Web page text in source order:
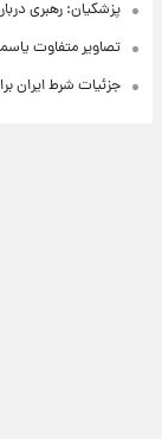
پزشکیان: رهبری
تصاویر متفاوت
جزئیات شرط ایران